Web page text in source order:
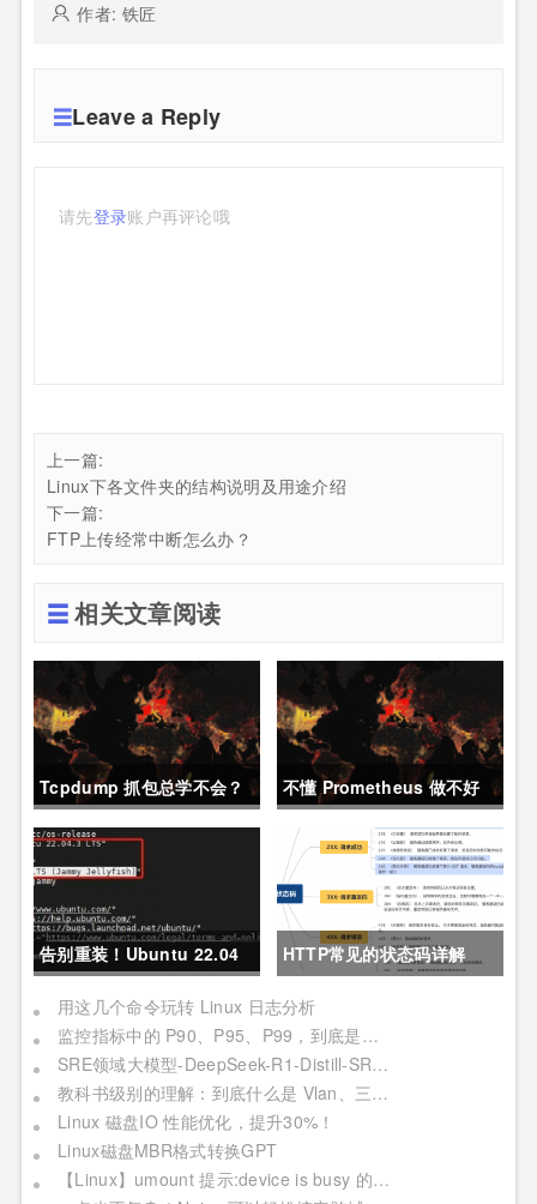
作者: 铁匠
Leave a Reply
请先登录账户再评论哦
上一篇:
Linux下各文件夹的结构说明及用途介绍
下一篇:
FTP上传经常中断怎么办？
相关文章阅读
Tcpdump 抓包总学不会？
这篇保姆级教程，今天可以
拿下！
不懂 Prometheus 做不好
运维？那就来看这一篇干货
吧。
告别重装！Ubuntu 22.04
直升24.04教程，零数据丢
失的终极方案
HTTP常见的状态码详解
用这几个命令玩转 Linux 日志分析
监控指标中的 P90、P95、P99，到底是个啥？
SRE领域大模型-DeepSeek-R1-Distill-SRE-Qwen-32B-INT8
教科书级别的理解：到底什么是 Vlan、三层交换机、网关与DNS？
Linux 磁盘IO 性能优化，提升30%！
Linux磁盘MBR格式转换GPT
【Linux】umount 提示:device is busy 的处理方法(In some cases useful info about processes that use )